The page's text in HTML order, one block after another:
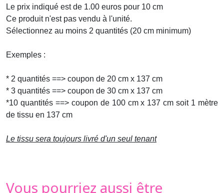
Le prix indiqué est de 1.00 euros pour 10 cm
Ce produit n'est pas vendu à l'unité.
Sélectionnez au moins 2 quantités (20 cm minimum)
Exemples :
* 2 quantités ==> coupon de 20 cm x 137 cm
* 3 quantités ==> coupon de 30 cm x 137 cm
*10 quantités ==> coupon de 100 cm x 137 cm soit 1 mètre
de tissu en 137 cm
Le tissu sera toujours livré d'un seul tenant
Vous pourriez aussi être